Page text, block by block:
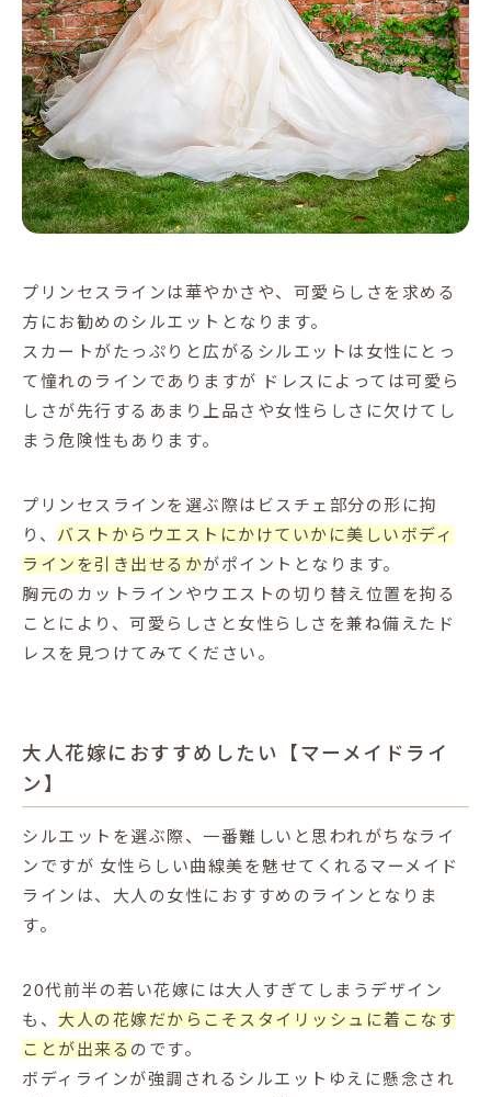
プリンセスラインは華やかさや、可愛らしさを求める
方にお勧めのシルエットとなります。
スカートがたっぷりと広がるシルエットは女性にとっ
て憧れのラインでありますが ドレスによっては可愛ら
しさが先行するあまり上品さや女性らしさに欠けてし
まう危険性もあります。
プリンセスラインを選ぶ際はビスチェ部分の形に拘
り、 バストからウエストにかけていかに美しいボディ
ラインを引き出せるかがポイントとなります。
胸元のカットラインやウエストの切り替え位置を拘る
ことにより、可愛らしさと女性らしさを兼ね備えたド
レスを見つけてみてください。
大人花嫁におすすめしたい【マーメイドライ
ン】
シルエットを選ぶ際、一番難しいと思われがちなライ
ンですが 女性らしい曲線美を魅せてくれるマーメイド
ラインは、大人の女性におすすめのラインとなりま
す。
20代前半の若い花嫁には大人すぎてしまうデザイン
も、 大人の花嫁だからこそスタイリッシュに着こなす
ことが出来る のです。
ボディラインが強調されるシルエットゆえに懸念され